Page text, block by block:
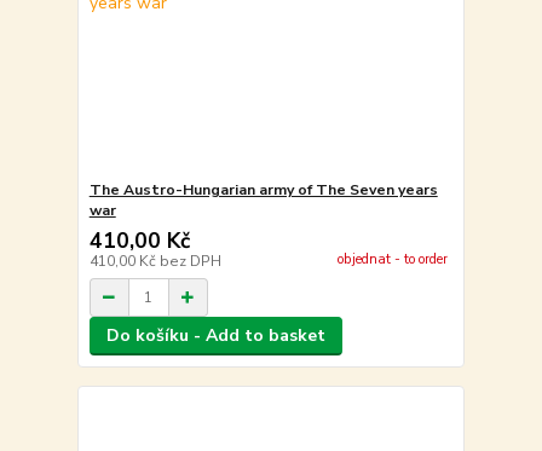
The Austro-Hungarian army of The Seven years
war
410,00 Kč
410,00 Kč bez DPH objednat - to order
Do košíku - Add to basket